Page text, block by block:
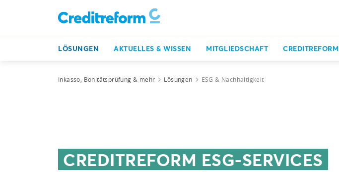
LÖSUNGEN AKTUELLES & WISSEN MITGLIEDSCHAFT CREDITREFORM
Inkasso, Bonitätsprüfung & mehr Lösungen ESG & Nachhaltigkeit
CREDITREFORM ESG-SERVICES